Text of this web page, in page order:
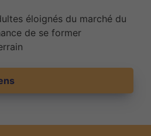
éloignés du marché du
de se former